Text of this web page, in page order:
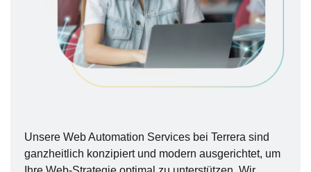
Unsere Web Automation Services bei Terrera sind
ganzheitlich konzipiert und modern ausgerichtet, um